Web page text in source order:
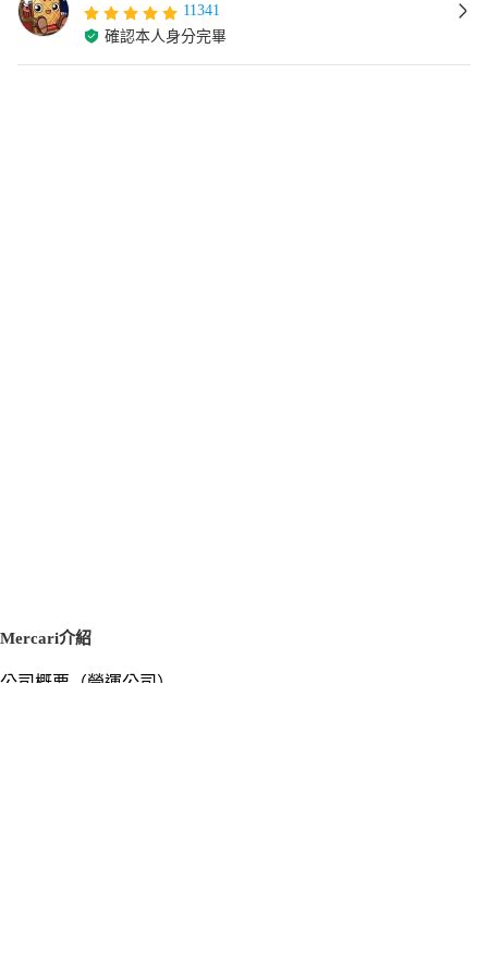
11341
確認本人身分完畢
Mercari介紹
公司概要（營運公司）